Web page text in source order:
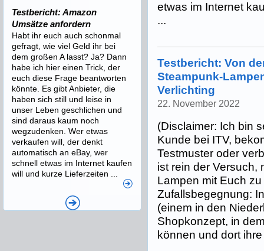
etwas im Internet
...
Testbericht: Von
Steampunk-
Verlichting
22. November 2022
(Disclaimer: Ich bin
Kunde bei ITV,
Testmuster oder
ist rein der Versuch,
Lampen mit Euch
Zufallsbegegnung:
(einem in den
Shopkonzept, in
können und dort ihre
Testbericht: Amazon
Umsätze anfordern
Habt ihr euch auch schonmal
gefragt, wie viel Geld ihr bei
dem großen A lasst? Ja? Dann
habe ich hier einen Trick, der
euch diese Frage beantworten
könnte. Es gibt Anbieter, die
haben sich still und leise in
unser Leben geschlichen und
sind daraus kaum noch
wegzudenken. Wer etwas
verkaufen will, der denkt
automatisch an eBay, wer
schnell etwas im Internet kaufen
will und kurze Lieferzeiten ...